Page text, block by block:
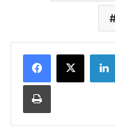
Print